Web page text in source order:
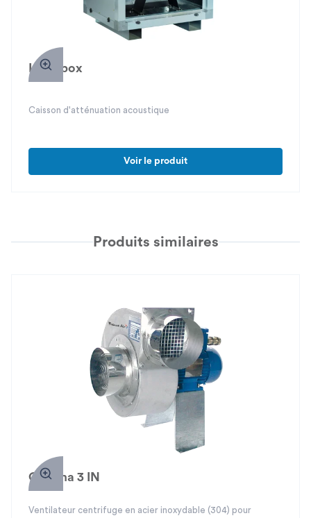
Indusbox
Caisson d'atténuation acoustique
Voir le produit
Produits similaires
Gamma 3 IN
Ventilateur centrifuge en acier inoxydable (304) pour